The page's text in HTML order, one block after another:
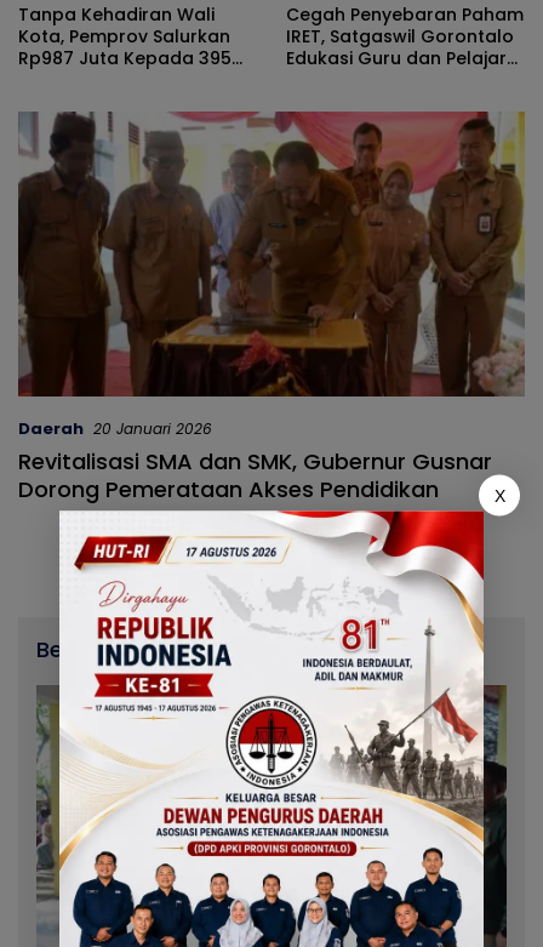
Tanpa Kehadiran Wali
Kota, Pemprov Salurkan
Rp987 Juta Kepada 395
Cegah Penyebaran Paham
IRET, Satgaswil Gorontalo
Edukasi Guru dan Pelajar
Daerah 20 Januari 2026
Revitalisasi SMA dan SMK, Gubernur Gusnar
Dorong Pemerataan Akses Pendidikan
Berita Terbaru
X